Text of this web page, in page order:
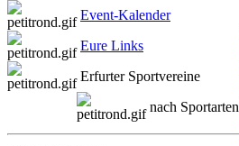
Event-Kalender
Eure Links
Erfurter Sportvereine
nach Sportarten